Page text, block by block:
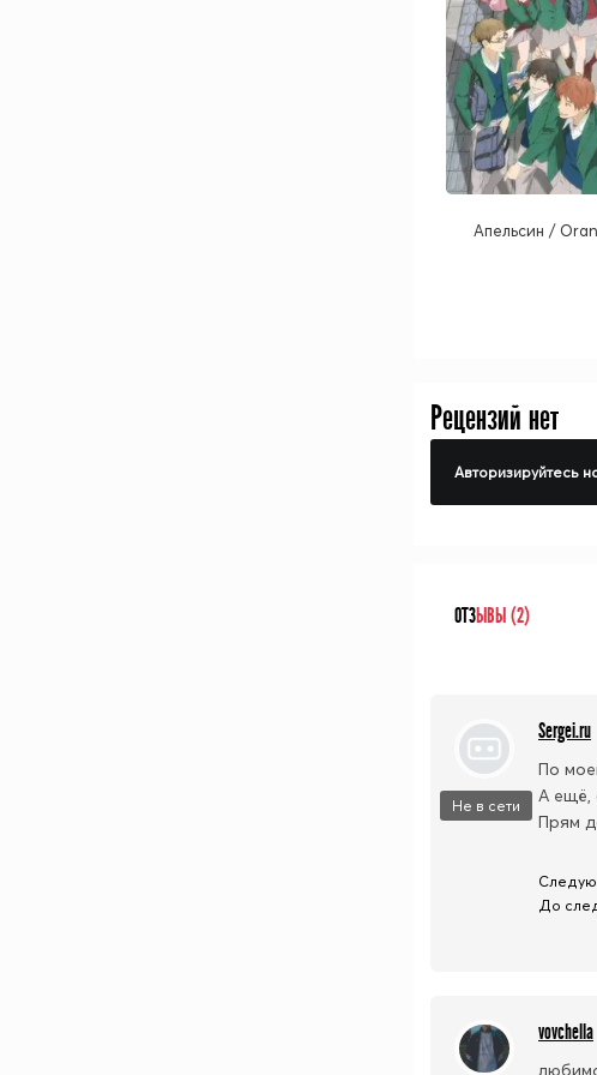
Апельсин /
Рецензий нет
Авторизируйтесь
ОТЗЫВЫ (2)
Не в сети
Sergei.ru
По
А ещё,
Прям
До
vovchella